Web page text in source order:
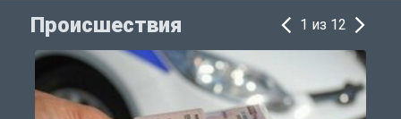
Происшествия 1 из 12